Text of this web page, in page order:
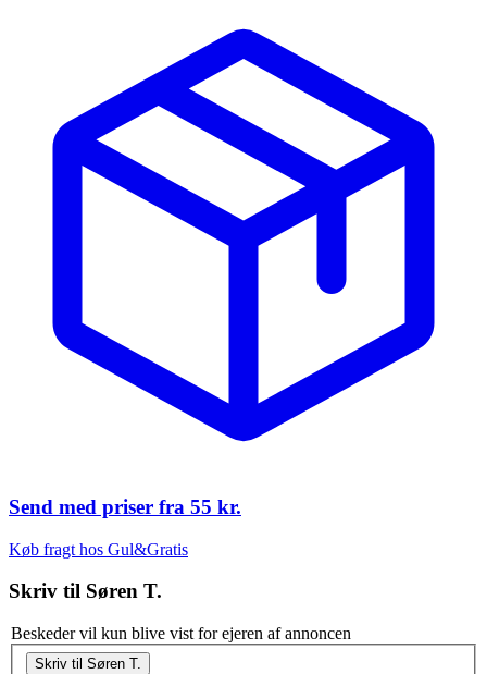
Send med priser fra 55 kr.
Køb fragt hos Gul&Gratis
Skriv til Søren T.
Beskeder vil kun blive vist for ejeren af annoncen
Skriv til Søren T.